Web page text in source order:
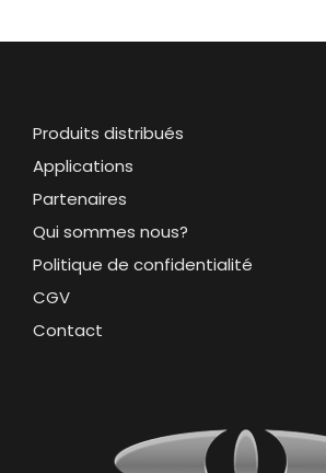
Produits distribués
Applications
Partenaires
Qui sommes nous?
Politique de confidentialité
CGV
Contact